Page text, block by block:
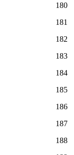
180
181
182
183
184
185
186
187
188